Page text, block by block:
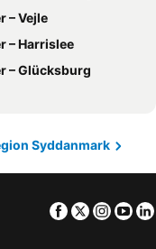
– Vejle
– Harrislee
– Glücksburg
Syddanmark
Facebook
Twitter